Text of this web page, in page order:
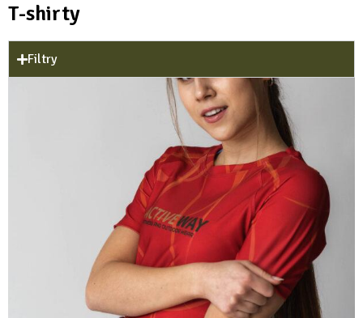
T-shirty
Filtry